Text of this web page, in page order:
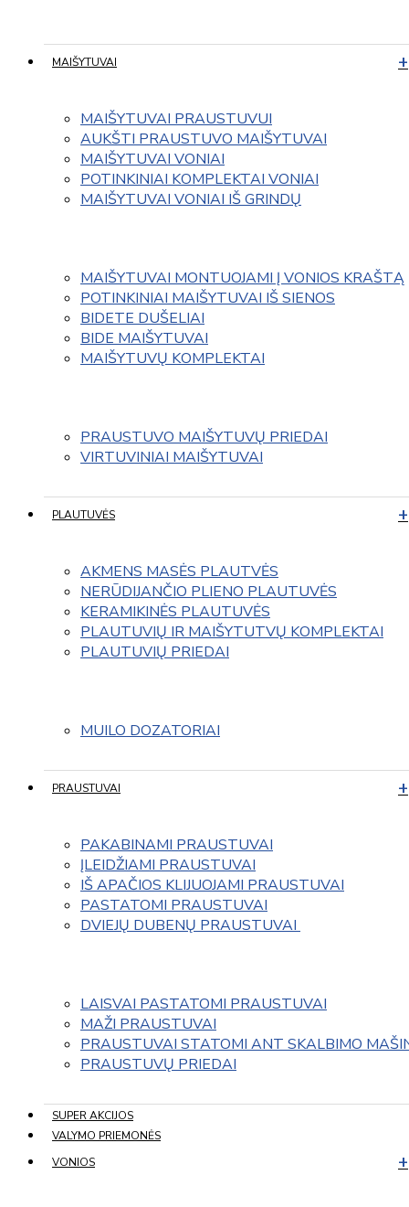
MAIŠYTUVAI
MAIŠYTUVAI PRAUSTUVUI
AUKŠTI PRAUSTUVO MAIŠYTUVAI
MAIŠYTUVAI VONIAI
POTINKINIAI KOMPLEKTAI VONIAI
MAIŠYTUVAI VONIAI IŠ GRINDŲ
MAIŠYTUVAI MONTUOJAMI Į VONIOS KRAŠTĄ
POTINKINIAI MAIŠYTUVAI IŠ SIENOS
BIDETE DUŠELIAI
BIDE MAIŠYTUVAI
MAIŠYTUVŲ KOMPLEKTAI
PRAUSTUVO MAIŠYTUVŲ PRIEDAI
VIRTUVINIAI MAIŠYTUVAI
PLAUTUVĖS
AKMENS MASĖS PLAUTVĖS
NERŪDIJANČIO PLIENO PLAUTUVĖS
KERAMIKINĖS PLAUTUVĖS
PLAUTUVIŲ IR MAIŠYTUTVŲ KOMPLEKTAI
PLAUTUVIŲ PRIEDAI
MUILO DOZATORIAI
PRAUSTUVAI
PAKABINAMI PRAUSTUVAI
ĮLEIDŽIAMI PRAUSTUVAI
IŠ APAČIOS KLIJUOJAMI PRAUSTUVAI
PASTATOMI PRAUSTUVAI
DVIEJŲ DUBENŲ PRAUSTUVAI
LAISVAI PASTATOMI PRAUSTUVAI
MAŽI PRAUSTUVAI
PRAUSTUVAI STATOMI ANT SKALBIMO
PRAUSTUVŲ PRIEDAI
SUPER AKCIJOS
VALYMO PRIEMONĖS
VONIOS